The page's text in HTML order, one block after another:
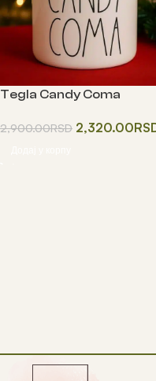
Tegla Candy Coma
2,900.00RSD 2,320.00